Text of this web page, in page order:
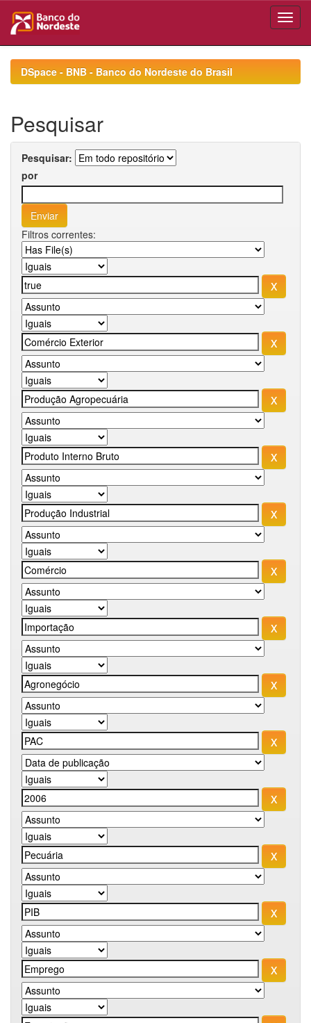
navigationDSpace - BNB - Banco do Nordeste do Brasil
Pesquisar
Pesquisar:
por
Filtros correntes: